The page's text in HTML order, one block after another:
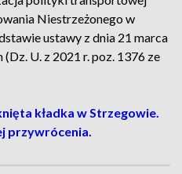
Niestrzeżonego w
ustawy z dnia 21 marca
U. z 2021 r. poz. 1376 ze
kładka w Strzegowie.
przywrócenia.